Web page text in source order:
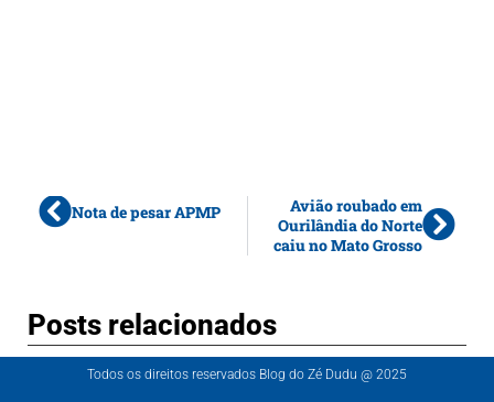
Nota de pesar APMP
Avião roubado em
Ourilândia do Norte
caiu no Mato Grosso
Posts relacionados
Todos os direitos reservados Blog do Zé Dudu @ 2025